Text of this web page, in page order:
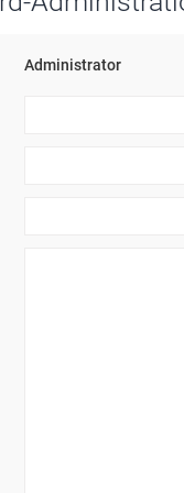
Administrator